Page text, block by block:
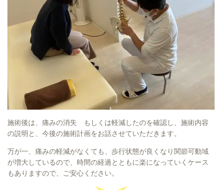
施術後は、痛みの消失 もしくは軽減したのを確認し、施術内容
の説明と、今後の施術計画をお話させていただきます。
万が一、痛みの軽減がなくても、歩行状態が良くなり関節可動域
が増大しているので、時間の経過とともに楽になっていくケース
もありますので、ご安心ください。